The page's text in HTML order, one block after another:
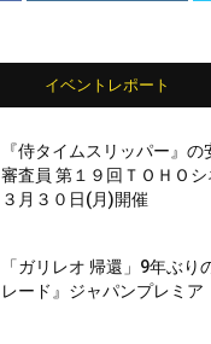
イベントレポート
『侍タイムスリッパー』
審査員 第１９回ＴＯＨＯ
３月３０日(月)開催
「ガリレオ 帰還」9年ぶ
レード』ジャパンプレミア